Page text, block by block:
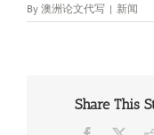
By 澳洲论文代写 | 新闻
Share This